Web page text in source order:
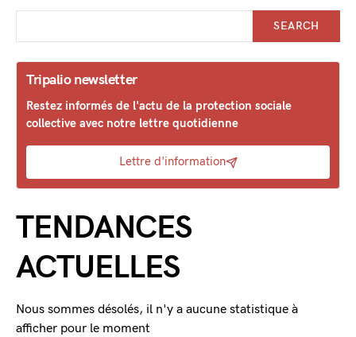
SEARCH
Tripalio newsletter
Restez informés de l'actu de la protection sociale
collective avec notre lettre quotidienne
Lettre d'information
TENDANCES
ACTUELLES
Nous sommes désolés, il n'y a aucune statistique à
afficher pour le moment